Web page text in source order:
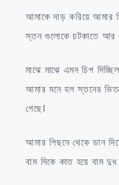
আমাকে দাড় করিয়ে আমার
স্তন গুলোকে চটকাতে আর
মাঝে মাঝে এমন চিপ
আমার মনে হল স্তনের
গেছে।
আমার পিছনে থেকে ডান
বাম দিকে কাত হয়ে বাম